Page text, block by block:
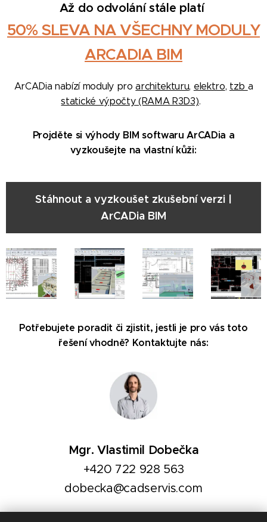
Až do odvolání stále platí
50% SLEVA NA VŠECHNY MODULY
ARCADIA BIM
ArCADia nabízí moduly proarchitekturu, elektro, tzb a
statické výpočty (RAMA R3D3).
Projděte si výhody BIM softwaru ArCADia a
vyzkoušejte na vlastní kůži:
Stáhnout a vyzkoušet zkušební verzi |
ArCADia BIM
Potřebujete poradit či zjistit, jestli je pro vás toto
řešení vhodně? Kontaktujte nás:
Mgr. Vlastimil Dobečka
+420 722 928 563
dobecka@cadservis.com